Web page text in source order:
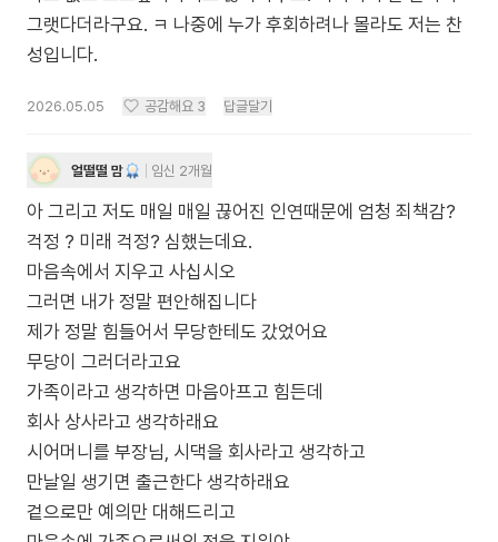
그랫다더라구요. ㅋ 나중에 누가 후회하려나 몰라도 저는 찬
성입니다.
2026.05.05 공감해요 3 답글달기
얼떨떨 맘 임신 2개월
아 그리고 저도 매일 매일 끊어진 인연때문에 엄청 죄책감?
걱정 ? 미래 걱정? 심했는데요.
마음속에서 지우고 사십시오
그러면 내가 정말 편안해집니다
제가 정말 힘들어서 무당한테도 갔었어요
무당이 그러더라고요
가족이라고 생각하면 마음아프고 힘든데
회사 상사라고 생각하래요
시어머니를 부장님, 시댁을 회사라고 생각하고
만날일 생기면 출근한다 생각하래요
겉으로만 예의만 대해드리고